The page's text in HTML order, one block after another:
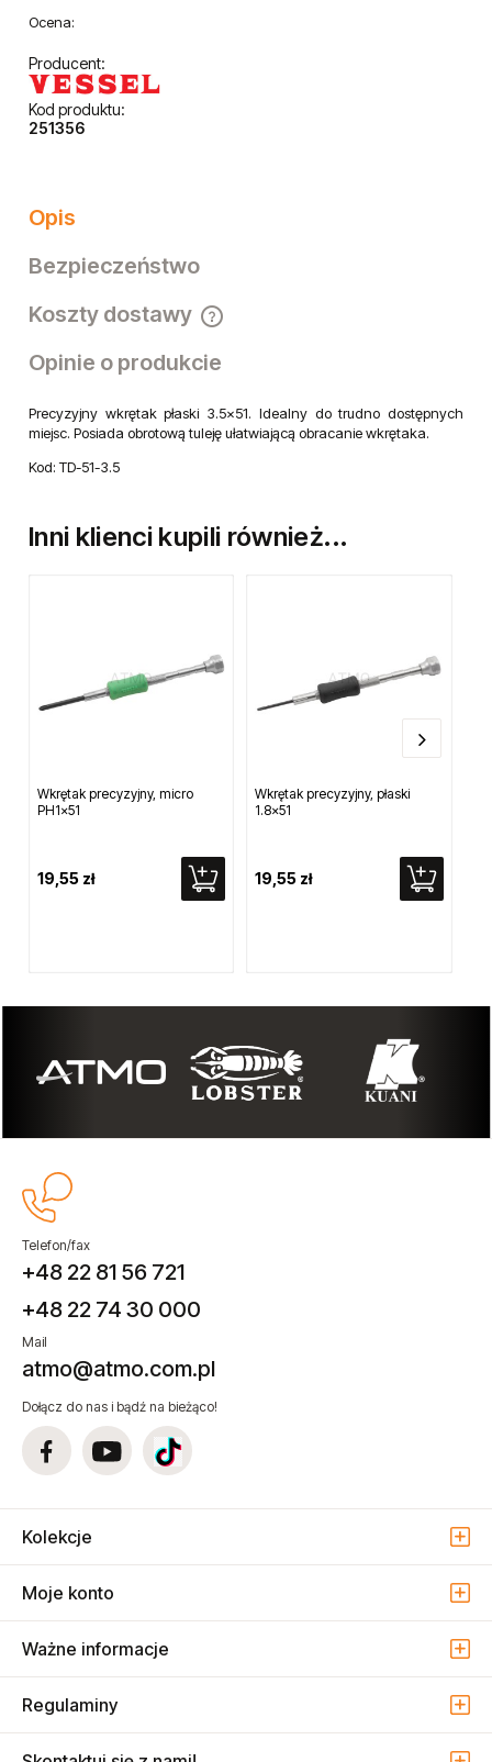
Ocena:
Producent:
Kod produktu:
251356
Opis
Bezpieczeństwo
Koszty dostawy
Cena nie zawiera ewentualnych kosztów płatności
Opinie o produkcie
Precyzyjny wkrętak płaski 3.5x51. Idealny do trudno dostępnych
miejsc. Posiada obrotową tuleję ułatwiającą obracanie wkrętaka.
Kod: TD-51-3.5
Inni klienci kupili również...
Wkrętak precyzyjny, micro
PH1x51
19,55 zł
Wkrętak precyzyjny, płaski
1.8x51
19,55 zł
Telefon/fax
+48 22 81 56 721
+48 22 74 30 000
Mail
atmo@atmo.com.pl
Dołącz do nas i bądź na bieżąco!
Kolekcje
Moje konto
Ważne informacje
Regulaminy